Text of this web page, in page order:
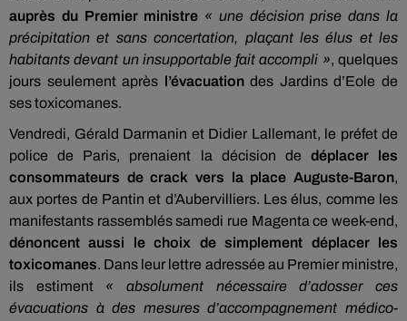
auprès du Premier ministre « une décision prise dans la
précipitation et sans concertation, plaçant les élus et les
habitants devant un insupportable fait accompli », quelques
jours seulement après l’évacuationdes Jardins d’Eole de
ses toxicomanes.
Vendredi, Gérald Darmanin et Didier Lallemant, le préfet de
police de Paris, prenaient la décision de déplacer les
consommateurs de crack vers la place Auguste-Baron,
aux portes de Pantin et d’Aubervilliers. Les élus, comme les
manifestants rassemblés samedi rue Magenta ce week-end,
dénoncent aussi le choix de simplement déplacer les
toxicomanes. Dans leur lettre adressée au Premier ministre,
ils estiment « absolument nécessaire d’adosser ces
évacuations à des mesures d’accompagnement médico-